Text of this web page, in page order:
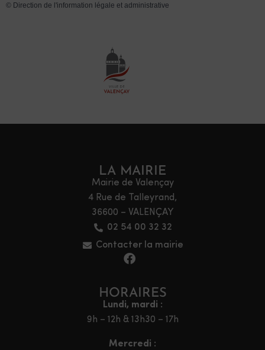
© Direction de l'information légale et administrative
LA MAIRIE
Mairie de Valençay
4 Rue de Talleyrand,
36600 – VALENÇAY
02 54 00 32 32
Contacter la mairie
HORAIRES
Lundi, mardi :
9h – 12h & 13h30 – 17h
Mercredi :